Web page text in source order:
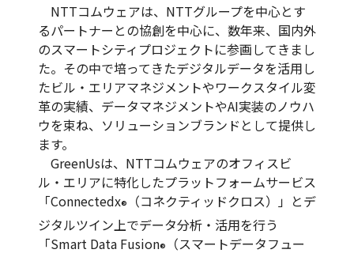
NTTコムウェアは、NTTグループを中心とす
るパートナーとの協創を中心に、数年来、国内外
のスマートシティプロジェクトに参画してきまし
た。その中で培ってきたデジタルデータを活用し
たビル・エリアマネジメントやワークスタイル変
革の実績、データマネジメントやAI実装のノウハ
ウを束ね、ソリューションブランドとして提供し
ます。
GreenUsは、NTTコムウェアのオフィスビ
ル・エリアに特化したプラットフォームサービス
「Connectedx®
（コネクティッドクロス）」とデ
ジタルツイン上でデータ分析・活用を行う
「Smart Data Fusion®
（スマートデータフュー